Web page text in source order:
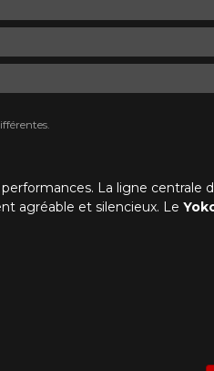
La ligne centrale
agréable et silencieux. Le